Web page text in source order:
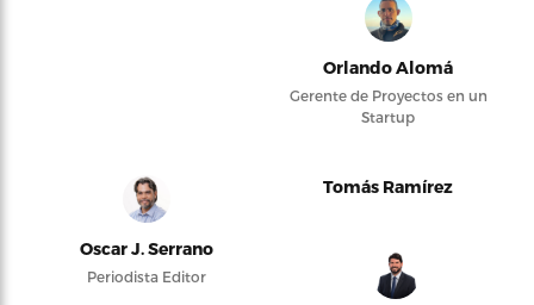
Orlando Alomá
Gerente de Proyectos en un
Startup
Oscar J. Serrano
Periodista Editor
Tomás Ramírez